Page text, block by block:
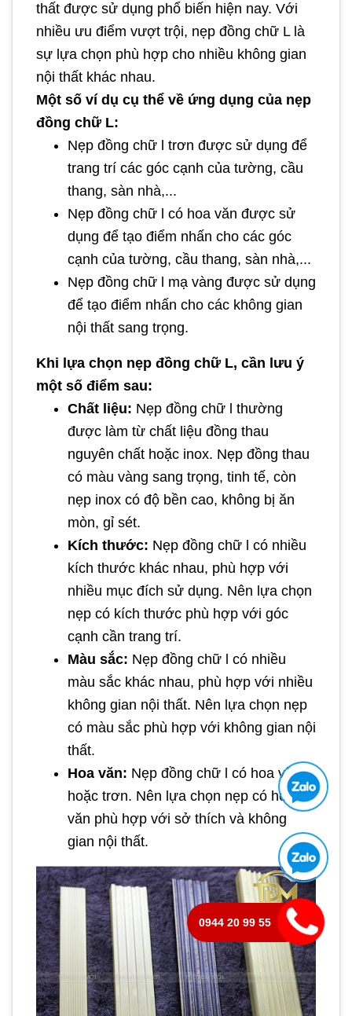
thất được sử dụng phổ biến hiện nay. Với
nhiều ưu điểm vượt trội, nẹp đồng chữ L là
sự lựa chọn phù hợp cho nhiều không gian
nội thất khác nhau.
Một số ví dụ cụ thể về ứng dụng của nẹp
đồng chữ L:
Nẹp đồng chữ l trơn được sử dụng để
trang trí các góc cạnh của tường, cầu
thang, sàn nhà,...
Nẹp đồng chữ l có hoa văn được sử
dụng để tạo điểm nhấn cho các góc
cạnh của tường, cầu thang, sàn nhà,...
Nẹp đồng chữ l mạ vàng được sử dụng
để tạo điểm nhấn cho các không gian
nội thất sang trọng.
Khi lựa chọn nẹp đồng chữ L, cần lưu ý
một số điểm sau:
Chất liệu: Nẹp đồng chữ l thường
được làm từ chất liệu đồng thau
nguyên chất hoặc inox. Nẹp đồng thau
có màu vàng sang trọng, tinh tế, còn
nẹp inox có độ bền cao, không bị ăn
mòn, gỉ sét.
Kích thước: Nẹp đồng chữ l có nhiều
kích thước khác nhau, phù hợp với
nhiều mục đích sử dụng. Nên lựa chọn
nẹp có kích thước phù hợp với góc
cạnh cần trang trí.
Màu sắc: Nẹp đồng chữ l có nhiều
màu sắc khác nhau, phù hợp với nhiều
không gian nội thất. Nên lựa chọn nẹp
có màu sắc phù hợp với không gian nội
thất.
Hoa văn: Nẹp đồng chữ l có hoa văn
hoặc trơn. Nên lựa chọn nẹp có hoa
văn phù hợp với sở thích và không
gian nội thất.
0944 20 99 55